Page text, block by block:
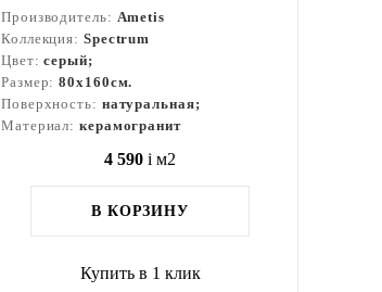
Производитель: Ametis
Коллекция: Spectrum
Цвет:серый;
Размер:80x160см.
Поверхность: натуральная;
Материал: керамогранит
4 590 i м2
В КОРЗИНУ
Купить в 1 клик